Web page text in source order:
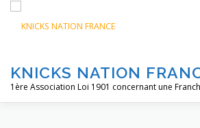
contenu
KNICKS NATION
1ère Association Loi 1901 concernant une